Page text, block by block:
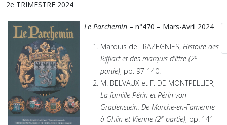
2e TRIMESTRE 2024
Le Parchemin – n°470 – Mars-Avril 2024
Marquis de TRAZEGNIES, Histoire des
Rifflart et des marquis d’Ittre (2e
partie), pp. 97-140.
M. BELVAUX et F. DE MONTPELLIER,
La famille Périn et Périn von
Gradenstein. De Marche-en-Famenne
à Ghlin et Vienne (2e partie), pp. 141-